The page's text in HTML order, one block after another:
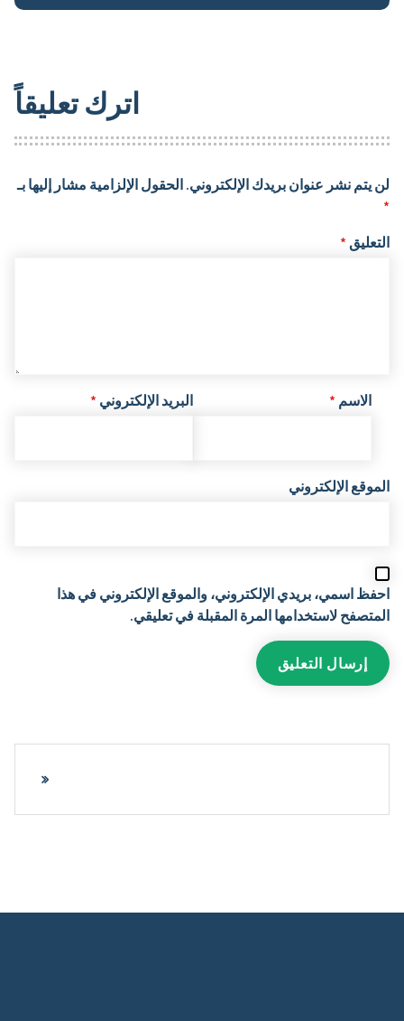
اترك تعليقاً
لن يتم نشر عنوان بريدك الإلكتروني. الحقول الإلزامية مشار إليها بـ
*
التعليق *
الاسم * البريد الإلكتروني *
الموقع الإلكتروني
احفظ اسمي، بريدي الإلكتروني، والموقع الإلكتروني في هذا
المتصفح لاستخدامها المرة المقبلة في تعليقي.